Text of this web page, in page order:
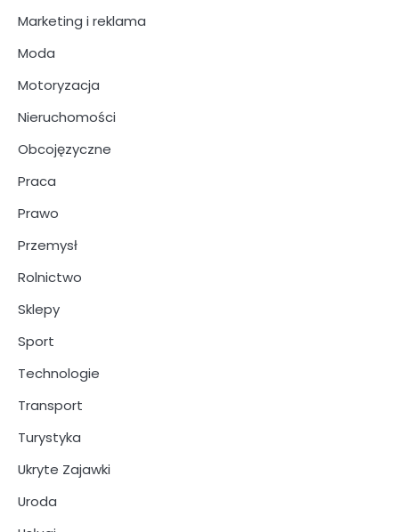
Marketing i reklama
Moda
Motoryzacja
Nieruchomości
Obcojęzyczne
Praca
Prawo
Przemysł
Rolnictwo
Sklepy
Sport
Technologie
Transport
Turystyka
Ukryte Zajawki
Uroda